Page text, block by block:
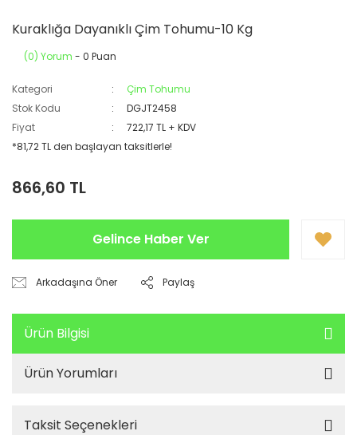
Kuraklığa Dayanıklı Çim Tohumu-10 Kg
(0) Yorum - 0 Puan
Kategori
Çim Tohumu
Stok Kodu
DGJT2458
Fiyat
722,17 TL + KDV
*81,72 TL den başlayan taksitlerle!
866,60 TL
Gelince Haber Ver
Arkadaşına Öner Paylaş
Ürün Bilgisi
Ürün Yorumları
Taksit Seçenekleri